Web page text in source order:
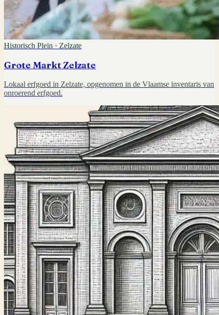
Historisch Plein · Zelzate
Grote Markt Zelzate
Lokaal erfgoed in Zelzate, opgenomen in de Vlaamse inventaris van
onroerend erfgoed.